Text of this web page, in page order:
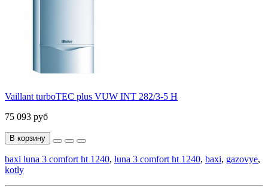
Vaillant turboTEC plus VUW INT 282/3-5 H
75 093 руб
В корзину
baxi luna 3 comfort ht 1240, luna 3 comfort ht 1240, baxi, gazovye,
kotly